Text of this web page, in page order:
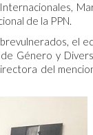
de la PPN.
el
Género y
del